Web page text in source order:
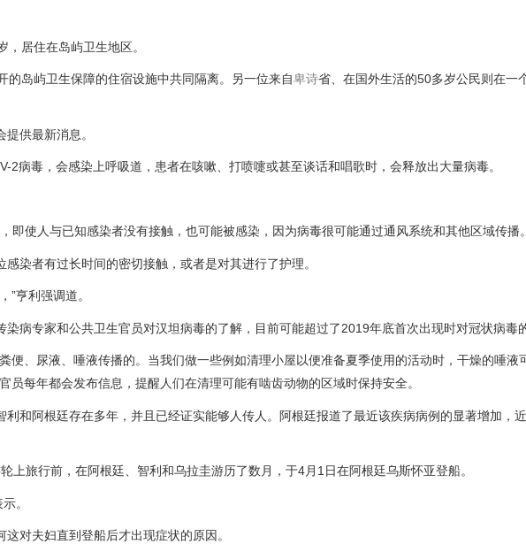
居住在岛屿卫生地区。
的岛屿卫生保障的住宿设施中共同隔离。另一位来自卑诗省、在国外生活的50多岁公民则在一
供最新消息。
2病毒，会感染上呼吸道，患者在咳嗽、打喷嚏或甚至谈话和唱歌时，会释放出大量病毒。
即使人与已知感染者没有接触，也可能被感染，因为病毒很可能通过通风系统和其他区域传播。
染者有过长时间的密切接触，或者是对其进行了护理。
”亨利强调道。
病专家和公共卫生官员对汉坦病毒的了解，目前可能超过了2019年底首次出现时对冠状病毒
便、尿液、唾液传播的。当我们做一些例如清理小屋以便准备夏季使用的活动时，干燥的唾液
员每年都会发布信息，提醒人们在清理可能有啮齿动物的区域时保持安全。
和阿根廷存在多年，并且已经证实能够人传人。阿根廷报道了最近该疾病病例的显著增加，
上旅行前，在阿根廷、智利和乌拉圭游历了数月，于4月1日在阿根廷乌斯怀亚登船。
。
对夫妇直到登船后才出现症状的原因。